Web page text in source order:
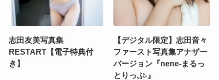
志田友美写真集
RESTART【電子特典付
き】
【デジタル限定】志田音々
ファースト写真集アナザー
バージョン『nene-まるっ
とりっぷ-』